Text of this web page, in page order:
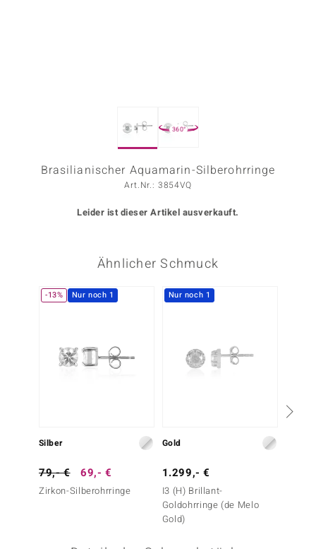
360°
Brasilianischer Aquamarin-Silberohrringe
Art.Nr.: 3854VQ
Leider ist dieser Artikel ausverkauft.
Ähnlicher Schmuck
-13% Nur noch 1
Silber
79,- € 69,- €
Zirkon-Silberohrringe
Nur noch 1
Gold
1.299,- €
I3 (H) Brillant-
Goldohrringe (de Melo
Gold)